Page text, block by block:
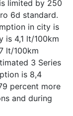
limited by 250
6d standard.
in city is
is 4,1 lt/100km
lt/100km
3 Series
is 8,4
percent more
and during